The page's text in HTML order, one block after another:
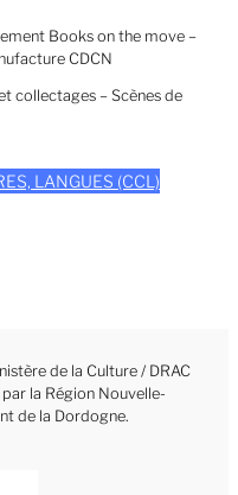
Books on the move –
CDCN
collectages – Scènes de
LANGUES (CCL)
de la Culture / DRAC
la Région Nouvelle-
de la Dordogne.